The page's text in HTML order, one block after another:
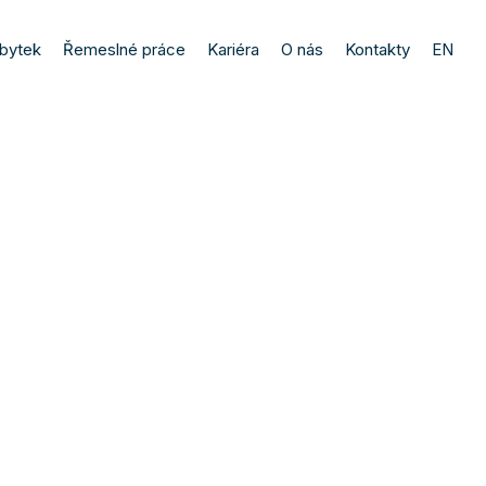
Řemeslné práce Kariéra O nás Kontakty EN